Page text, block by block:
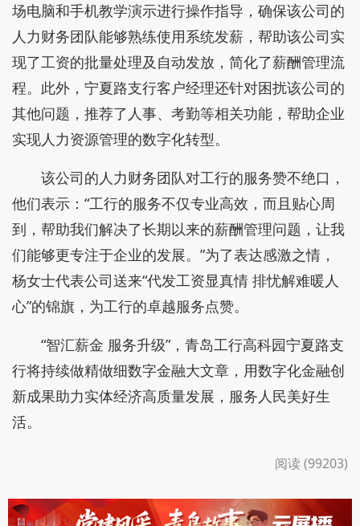
场电脑和手机教学演示进行操作指导，确保该公司的
人力财务团队能够熟练使用系统发薪，帮助该公司实
现了工资的批量处理及自动发放，简化了薪酬管理流
程。此外，宁夏路支行客户经理还针对困扰该公司的
其他问题，推荐了人事、考勤等相关功能，帮助企业
实现人力资源管理的数字化转型。
该公司的人力财务团队对工行的服务赞不绝口，
他们表示：“工行的服务不仅专业高效，而且贴心周
到，帮助我们解决了长期以来的薪酬管理问题，让我
们能够更专注于企业的发展。”为了表达感激之情，
杨女士代表公司送来“代发工资显真情 排忧解难暖人
心”的锦旗，为工行的卓越服务点赞。
“智汇薪金 服务升级”，青岛工行高科园宁夏路支
行将持续做精做细数字金融大文章，用数字化金融创
新成果助力实体经济高质量发展，服务人民美好生
活。
阅读 (99203)